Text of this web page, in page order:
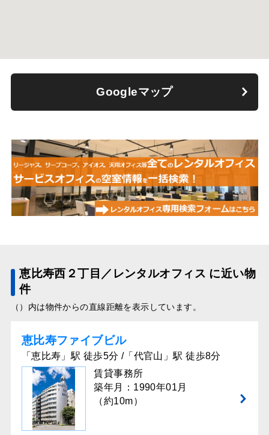
Googleマップ
恵比寿西２丁目／レンタルオフィス に近い物
件
（）内は物件からの直線距離を表示しています。
恵比寿ファイブビル
「恵比寿」駅 徒歩5分 /「代官山」駅 徒歩8分
賃貸事務所
築年月：1990年01月
（約10m）